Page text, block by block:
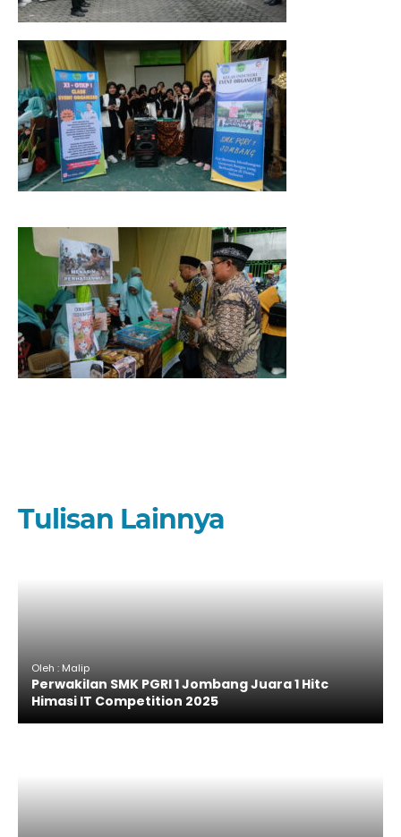
Tulisan Lainnya
Oleh : Malip
Perwakilan SMK PGRI 1 Jombang Juara 1 Hitc
Himasi IT Competition 2025